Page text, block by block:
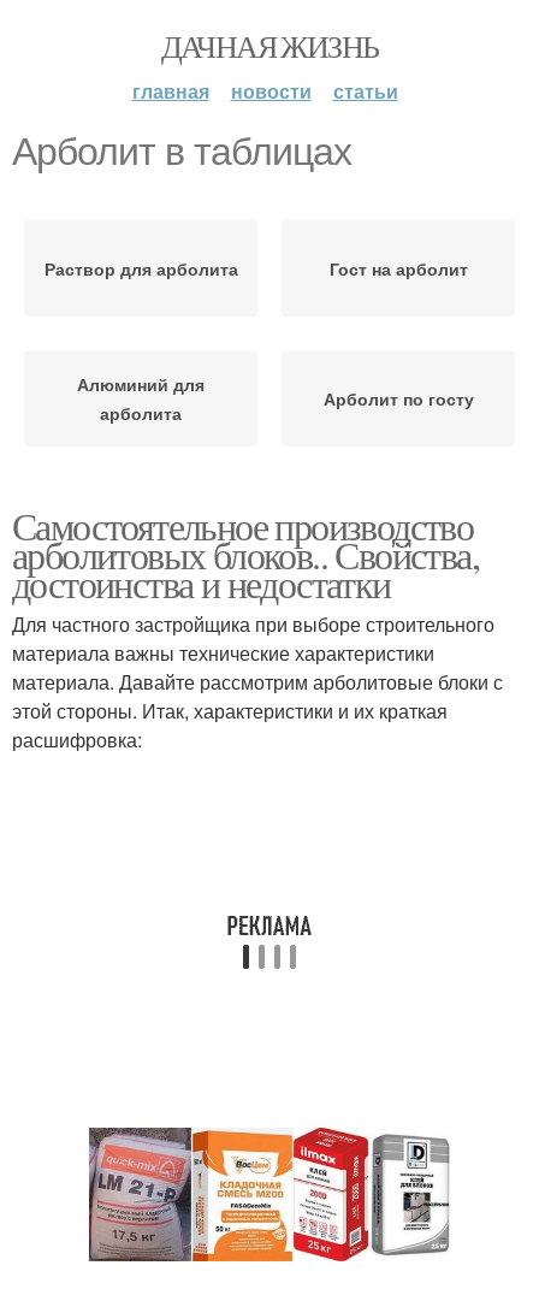
ДАЧНАЯ ЖИЗНЬ
главная новости статьи
Арболит в таблицах
Раствор для арболита Гост на арболит
Алюминий для
арболита
Арболит по госту
Самостоятельное производство
арболитовых блоков.. Свойства,
достоинства и недостатки
Для частного застройщика при выборе строительного
материала важны технические характеристики
материала. Давайте рассмотрим арболитовые блоки с
этой стороны. Итак, характеристики и их краткая
расшифровка: